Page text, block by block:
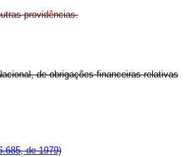
providências.
de obrigações financeiras relativas
de 1979)